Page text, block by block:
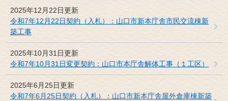
2025年12月22日更新
令和7年12月22日契約（入札）：山口市新本庁舎市民交流棟新
築工事
2025年10月31日更新
令和7年10月31日変更契約：山口市本庁舎解体工事（１工区）
2025年6月25日更新
令和7年6月25日契約（入札）：山口市新本庁舎屋外倉庫棟新築